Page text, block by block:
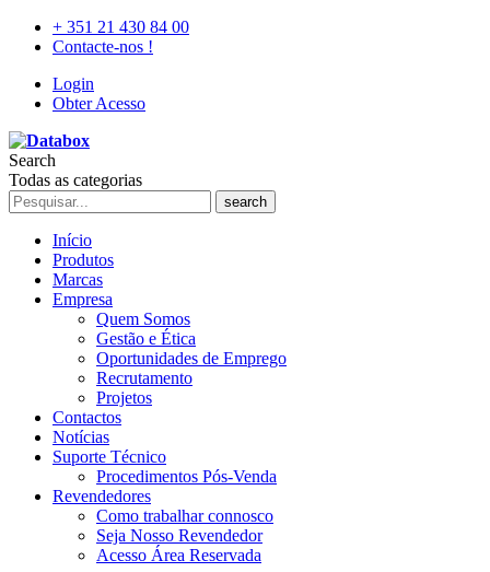
+ 351 21 430 84 00
Contacte-nos !
Login
Obter Acesso
Search
Todas as categorias
search
Início
Produtos
Marcas
Empresa
Quem Somos
Gestão e Ética
Oportunidades de Emprego
Recrutamento
Projetos
Contactos
Notícias
Suporte Técnico
Procedimentos Pós-Venda
Revendedores
Como trabalhar connosco
Seja Nosso Revendedor
Acesso Área Reservada